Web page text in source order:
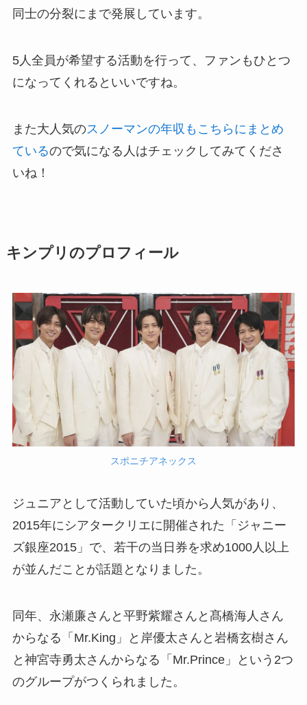
同士の分裂にまで発展しています。
5人全員が希望する活動を行って、ファンもひとつ
になってくれるといいですね。
また大人気のスノーマンの年収もこちらにまとめ
ているので気になる人はチェックしてみてくださ
いね！
キンプリのプロフィール
スポニチアネックス
ジュニアとして活動していた頃から人気があり、
2015年にシアタークリエに開催された「ジャニー
ズ銀座2015」で、若干の当日券を求め1000人以上
が並んだことが話題となりました。
同年、永瀬廉さんと平野紫耀さんと髙橋海人さん
からなる「Mr.King」と岸優太さんと岩橋玄樹さん
と神宮寺勇太さんからなる「Mr.Prince」という2つ
のグループがつくられました。